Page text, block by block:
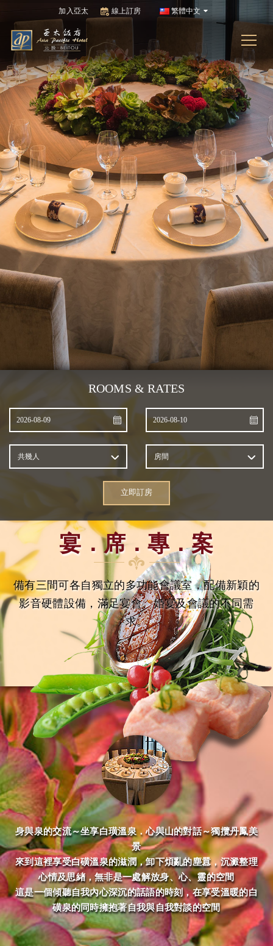
加入亞太 線上訂房 繁體中文
ROOMS & RATES
共幾人 房間
立即訂房
宴．席．專．案
備有三間可各自獨立的多功能會議室，配備新穎的
影音硬體設備，滿足宴會、婚宴及會議的不同需
求。
身與泉的交流～坐享白璜溫泉．心與山的對話～獨攬丹鳳美
景
來到這裡享受白磺溫泉的滋潤，卸下煩亂的塵囂，沉澱整理
心情及思緖，無非是一處解放身、心、靈的空間
這是一個傾聽自我內心深沉的話語的時刻，在享受溫暖的白
磺泉的同時擁抱著自我與自我對談的空間